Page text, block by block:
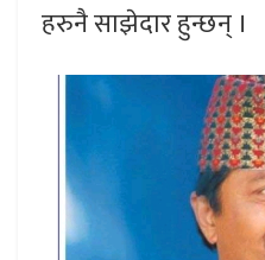
हरुनै साझेदार हुन्छन् ।